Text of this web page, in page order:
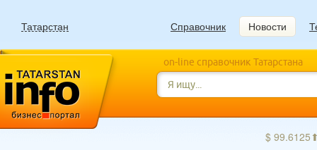
Татарстан Справочник Новости
on-line справочник Татарстана
$